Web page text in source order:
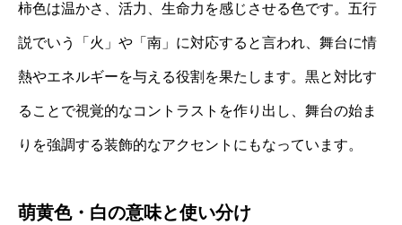
柿色は温かさ、活力、生命力を感じさせる色です。五行
説でいう「火」や「南」に対応すると言われ、舞台に情
熱やエネルギーを与える役割を果たします。黒と対比す
ることで視覚的なコントラストを作り出し、舞台の始ま
りを強調する装飾的なアクセントにもなっています。
萌黄色・白の意味と使い分け